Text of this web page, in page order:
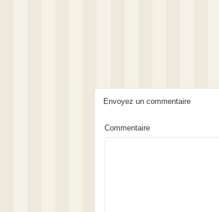
Envoyez un commentaire
Commentaire